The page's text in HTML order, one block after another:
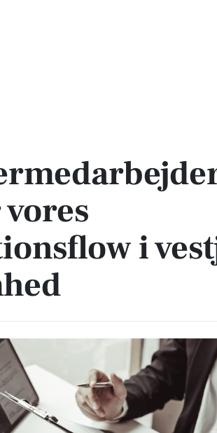
optimer vores produktionsflow i vestjysk virksomhed
i